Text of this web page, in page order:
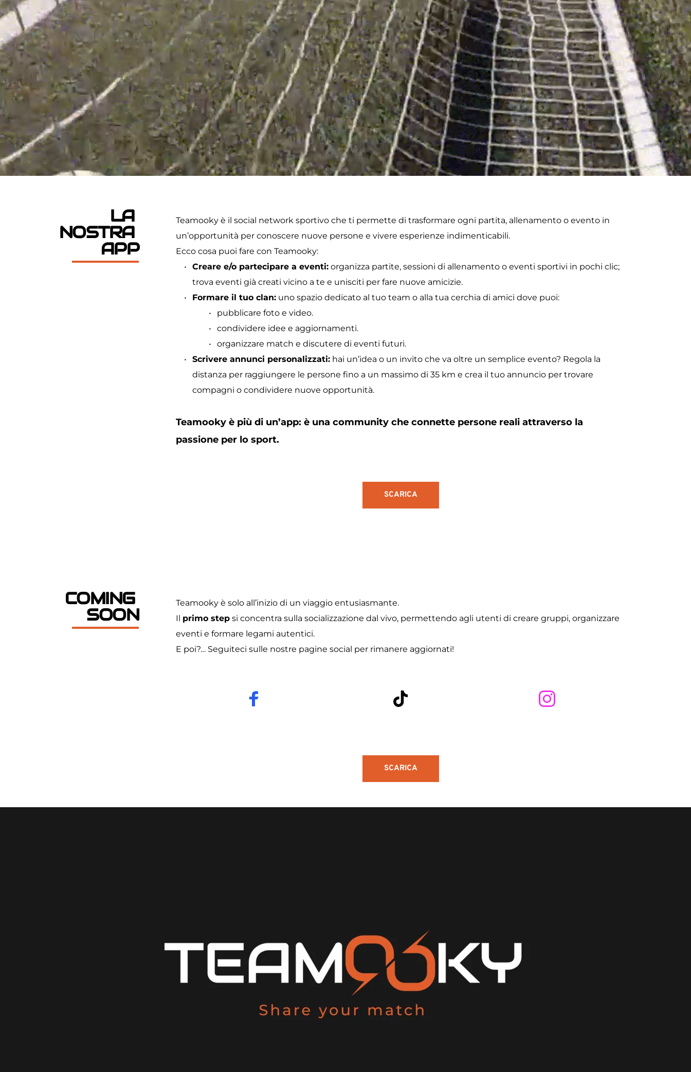
LA
NOSTRA
APP
Teamooky è il social network sportivo che ti permette di trasformare ogni partita, allenamento o evento in
un’opportunità per conoscere nuove persone e vivere esperienze indimenticabili.
Ecco cosa puoi fare con Teamooky:
Creare e/o partecipare a eventi: organizza partite, sessioni di allenamento o eventi sportivi in pochi clic;
trova eventi già creati vicino a te e unisciti per fare nuove amicizie.
Formare il tuo clan: uno spazio dedicato al tuo team o alla tua cerchia di amici dove puoi:
pubblicare foto e video.
condividere idee e aggiornamenti.
organizzare match e discutere di eventi futuri.
Scrivere annunci personalizzati: hai un’idea o un invito che va oltre un semplice evento? Regola la
distanza per raggiungere le persone fino a un massimo di 35 km e crea il tuo annuncio per trovare
compagni o condividere nuove opportunità.
Teamooky è più di un’app: è una community che connette persone reali attraverso la
passione per lo sport.
SCARICA
COMING
SOON
Teamooky è solo all’inizio di un viaggio entusiasmante.
Il primo step si concentra sulla socializzazione dal vivo, permettendo agli utenti di creare gruppi, organizzare
eventi e formare legami autentici.
E poi?… Seguiteci sulle nostre pagine social per rimanere aggiornati!
SCARICA